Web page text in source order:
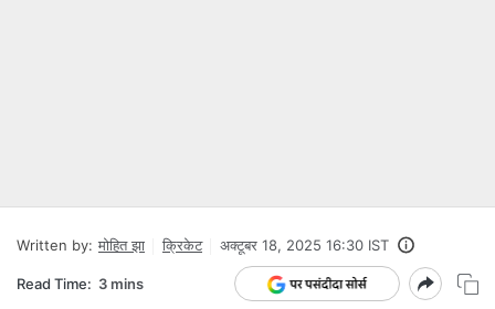
Written by: मोहित झा क्रिकेट अक्टूबर 18, 2025 16:30 IST
Read Time: 3 mins